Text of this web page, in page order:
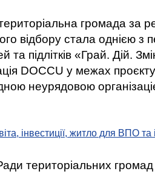
територіальна громада за
відбору стала однією
та підлітків «Грай. Дій.
DOCCU у межах
неурядовою
інвестиції, житло для ВПО
територіальних громад